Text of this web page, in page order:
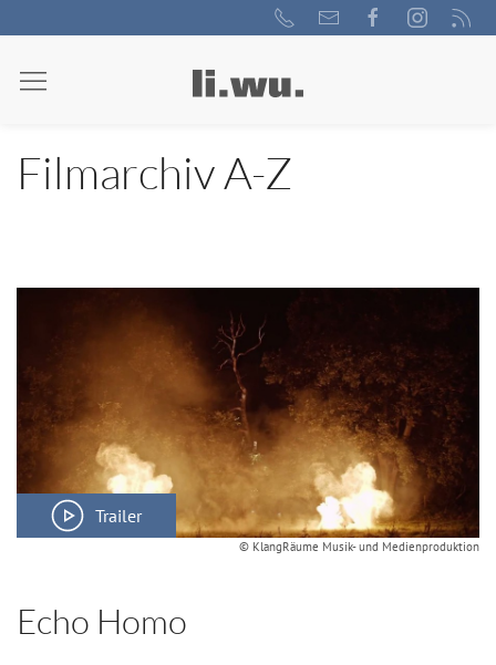
Filmarchiv A-Z
Trailer
© KlangRäume Musik- und Medienproduktion
Echo Homo